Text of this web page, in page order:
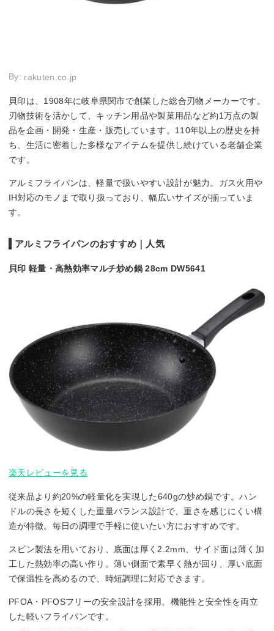
By: rakuten.co.jp
貝印は、1908年に岐阜県関市で創業した総合刃物メーカーです。
刃物技術を活かして、キッチン用品や製菓用品など約1万点の製
品を企画・開発・生産・販売しています。110年以上の歴史を持
ち、生活に密着した多様なアイテムを提供し続けている老舗企業
です。
アルミフライパンは、軽量で扱いやすい設計が魅力。ガス火用や
IH対応のモノまで取り扱っており、幅広いサイズが揃っていま
す。
アルミフライパンのおすすめ｜人気
貝印 軽量・高熱効率マルチ炒め鍋 28cm DW5641
楽天レビューを見る
従来品より約20%の軽量化を実現した640gの炒め鍋です。ハン
ドルの長さを短くした重量バランス設計で、重さを感じにくい構
造が特徴。毎日の調理で手軽に使いたい方におすすめです。
スピン製法を用いており、底面は厚く2.2mm、サイド面は薄く加
工した熱効率の高い作り。薄い側面で素早く熱が回り、厚い底面
で保温性を高めるので、時短調理に対応できます。
PFOA・PFOSフリーの安全設計を採用。機能性と安全性を両立
した軽いフライパンです。